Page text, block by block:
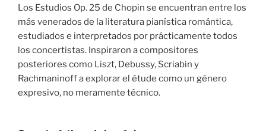
Los Estudios Op. 25 de Chopin se encuentran entre los
más venerados de la literatura pianística romántica,
estudiados e interpretados por prácticamente todos
los concertistas. Inspiraron a compositores
posteriores como Liszt, Debussy, Scriabin y
Rachmaninoff a explorar el étude como un género
expresivo, no meramente técnico.